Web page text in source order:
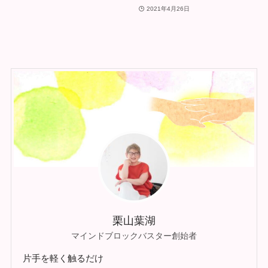
2021年4月26日
栗山葉湖
マインドブロックバスター創始者
片手を軽く触るだけ